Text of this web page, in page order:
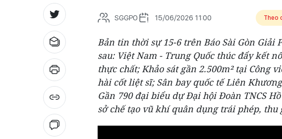
SGGPO 15/06/2026 11:00 Theo
Bản tin thời sự 15-6 trên Báo Sài Gòn Giải
sau: Việt Nam - Trung Quốc thúc đẩy kết
thực chất; Khảo sát gần 2.500m² tại Công
hài cốt liệt sĩ; Sân bay quốc tế Liên
Gần 790 đại biểu dự Đại hội Đoàn TNCS
sở chế tạo vũ khí quân dụng trái phép,